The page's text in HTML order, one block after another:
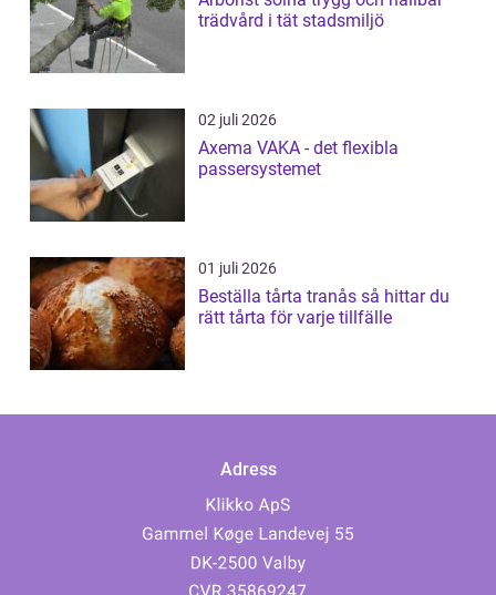
trädvård i tät stadsmiljö
02 juli 2026
Axema VAKA - det flexibla
passersystemet
01 juli 2026
Beställa tårta tranås så hittar du
rätt tårta för varje tillfälle
Adress